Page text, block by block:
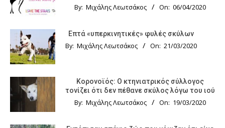
By: Μιχάλης Λεωτσάκος On: 06/04/2020
Επτά «υπερκινητικές» φυλές σκύλων
By: Μιχάλης Λεωτσάκος On: 21/03/2020
Κορονοϊός: Ο κτηνιατρικός σύλλογος
τονίζει ότι δεν πέθανε σκύλος λόγω του ιού
By: Μιχάλης Λεωτσάκος On: 19/03/2020